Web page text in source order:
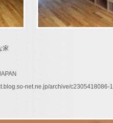
家
net.ne.jp/archive/c2305418086-1